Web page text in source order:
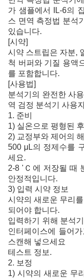
가 샘플에서 IL-6의
스 면역 측정법 분석
있습니다.
[시약]
시약 스트립은 자분,
척 버퍼와 기질 용액
를 포함합니다.
[사용법]
분석기의 완전한 사
역 검정 분석기 사용
1. 준비
1) 실온으로 평형된
2) 교정부와 제어의
500 μL의 정제수를
세요.
2-8 'Ｃ에 저장될 때
안정적입니다.
3) 입력 시약 정보
시약의 새로운 무리
되어야 합니다.
입력하기 위해 분석
인터페이스에 들어
스캔해 넣으세요
테스트 정보.
2. 보정
1) 시약의 새로운 무